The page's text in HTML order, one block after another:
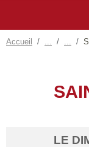
Accueil
LE